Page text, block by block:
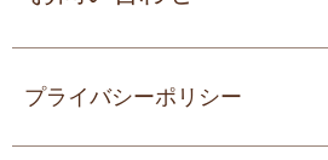
プライバシーポリシー